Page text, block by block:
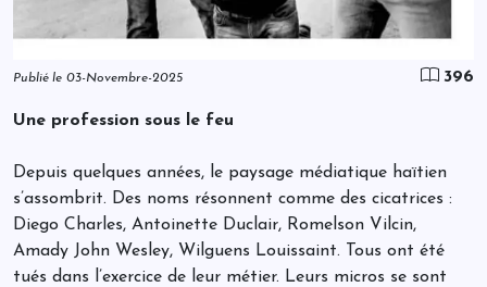
Publié le 03-Novembre-2025 396
Une profession sous le feu
Depuis quelques années, le paysage médiatique haïtien
s’assombrit. Des noms résonnent comme des cicatrices :
Diego Charles, Antoinette Duclair, Romelson Vilcin,
Amady John Wesley, Wilguens Louissaint. Tous ont été
tués dans l’exercice de leur métier. Leurs micros se sont